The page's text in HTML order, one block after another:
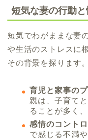
短気な妻の行動
短気でわがままな妻
や生活のストレスに
その背景を探ります。
育児と家事の
親は、子育て
ることが多く
感情のコント
で感じる不満